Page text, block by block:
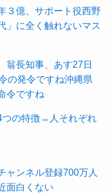
３億、サポート役西野
」に全く触れないマス
長知事、あす27日
の発令ですね沖縄県
令ですね
つの特徴→人それぞれ
ャンネル登録700万人
面白くない